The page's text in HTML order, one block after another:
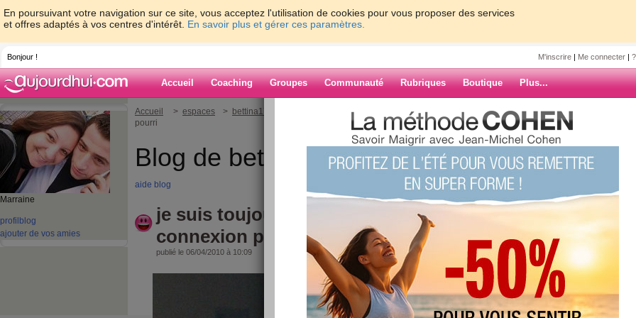
En poursuivant votre navigation sur ce site, vous acceptez l'utilisation de cookies pour vous proposer des services
et offres adaptés à vos centres d'intérêt. En savoir plus et gérer ces paramètres.
Bonjour ! M'inscrire | Me connecter |
Accueil Coaching Groupes Communauté Rubriques Boutique Plus...
Marraine
profil blog
ajouter de vos amies
Accueil > espaces > bettina1731
> je suis toujours la avec une connexion
pourri
Blog de bettina1731
aide blog
je suis toujours la avec une
connexion pourri
publié le 06/04/2010 à 10:09
ARCHIVES